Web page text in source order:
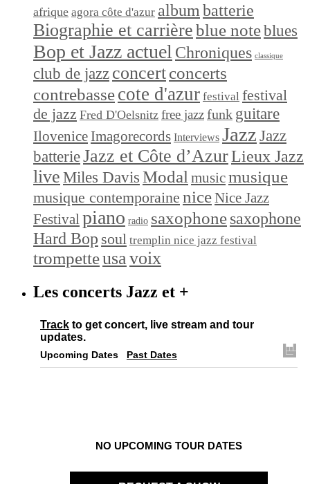
afrique agora côte d'azur album batterie
Biographie et carrièreblue noteblues
Bop et Jazz actuel Chroniques classique
club de jazz concertconcerts
contrebassecote d'azur festival festival
de jazz Fred D'Oelsnitz free jazzfunk guitare
Ilovenice Imagorecords Interviews Jazz Jazz
batterieJazz et Côte d’AzurLieux Jazz
live Miles Davis Modal musicmusique
musique contemporaine niceNice Jazz
Festivalpiano radio saxophonesaxophone
Hard Bop soul tremplin nice jazz festival
trompetteusavoix
Les concerts Jazz et +
Track to get concert, live stream and tour
updates.
Upcoming Dates Past Dates
NO UPCOMING TOUR DATES